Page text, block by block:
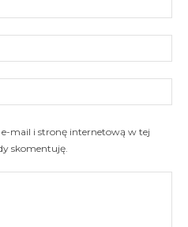
e-mail i stronę internetową w tej
skomentuję.